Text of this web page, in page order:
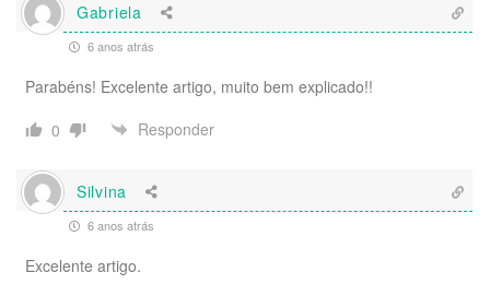
Gabriela
6 anos atrás
Parabéns! Excelente artigo, muito bem explicado!!
0
Responder
Silvina
6 anos atrás
Excelente artigo.